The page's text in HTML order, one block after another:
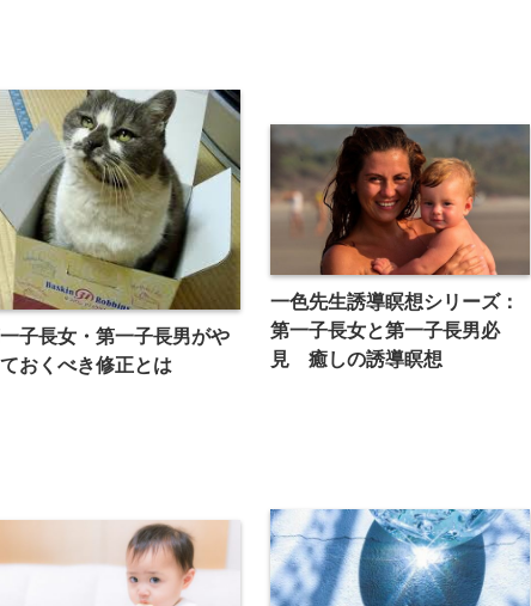
子長女・第一子長男がや
おくべき修正とは
一色先生誘導瞑想シリーズ：
第一子長女と第一子長男必
見 癒しの誘導瞑想